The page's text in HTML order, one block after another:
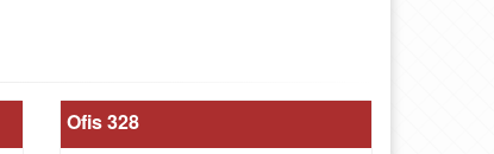
Ofis 328